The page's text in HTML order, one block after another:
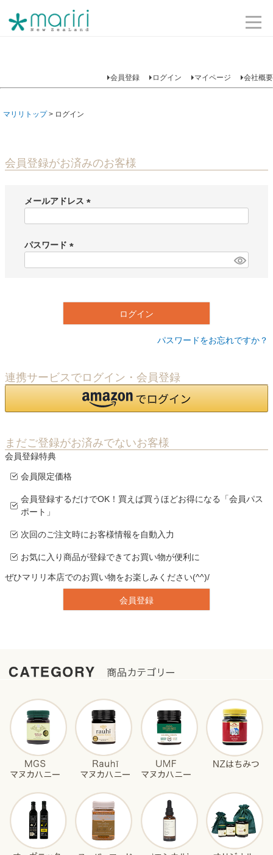
会員登録 ログイン マイページ 会社概要
マリリトップ ログイン
会員登録がお済みのお客様
メールアドレス
)
パスワード
ログイン
パスワードをお忘れですか？
連携サービスでログイン・会員登録
まだご登録がお済みでないお客様
会員登録特典
会員限定価格
会員登録するだけでOK！買えば買うほどお得になる「会員パス
ポート」
次回のご注文時にお客様情報を自動入力
お気に入り商品が登録できてお買い物が便利に
ぜひマリリ本店でのお買い物をお楽しみください(^^)/
会員登録